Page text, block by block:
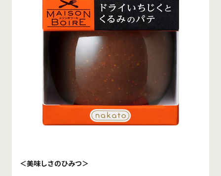
＜美味しさのひみつ＞